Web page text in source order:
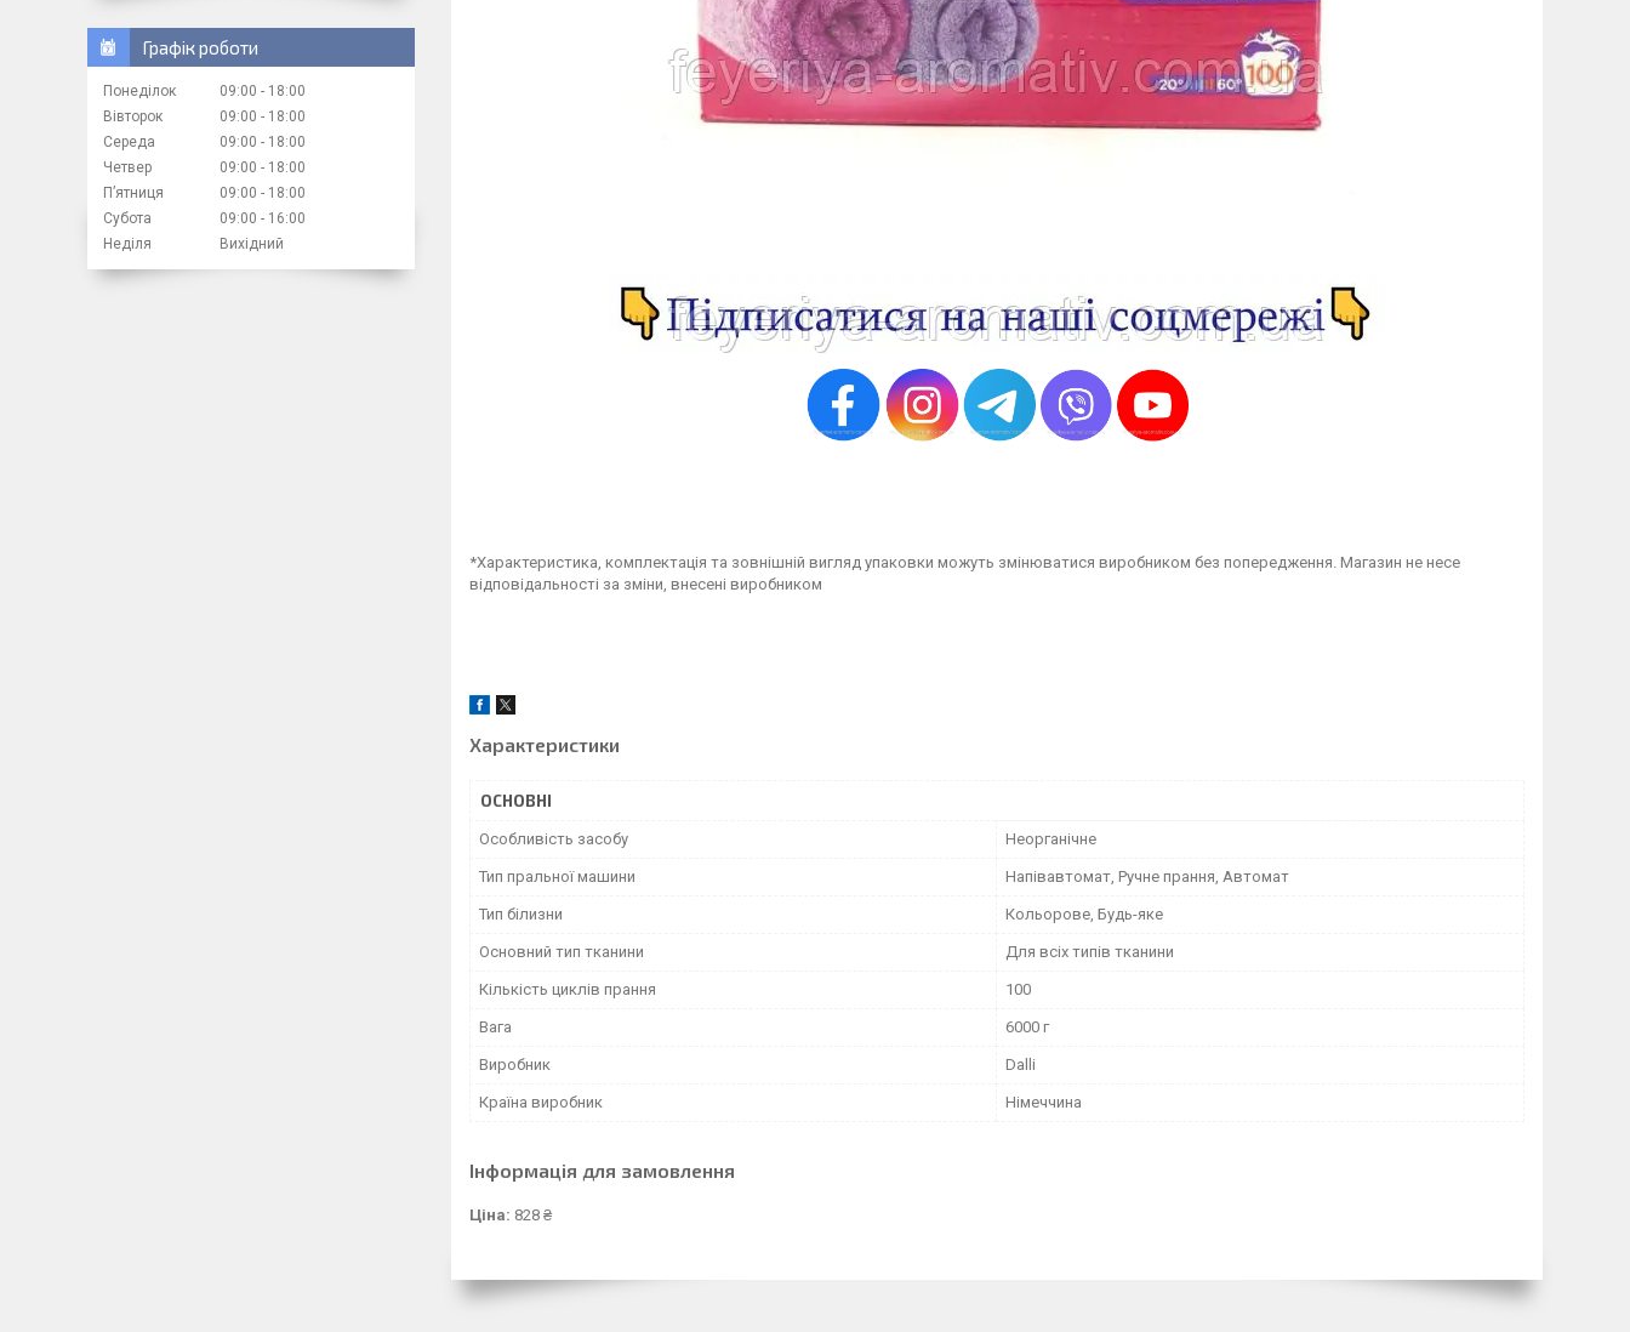
*Характеристика, комплектація та зовнішній вигляд упаковки можуть змінюватися виробником без попередження. Магазин не несе
відповідальності за зміни, внесені виробником
Характеристики
ОСНОВНІ
Особливість засобу Неорганічне
Тип пральної машини Напівавтомат, Ручне прання, Автомат
Тип білизни Кольорове, Будь-яке
Основний тип тканини Для всіх типів тканини
Кількість циклів прання 100
Вага 6000 г
Виробник Dalli
Країна виробник Німеччина
Інформація для замовлення
Ціна: 828 ₴
Графік роботи
Понеділок 09:00
18:00
Вівторок
09:00
18:00
Середа
09:00
18:00
Четвер
09:00
18:00
Пʼятниця
09:00
18:00
Субота
09:00
16:00
Неділя
Вихідний